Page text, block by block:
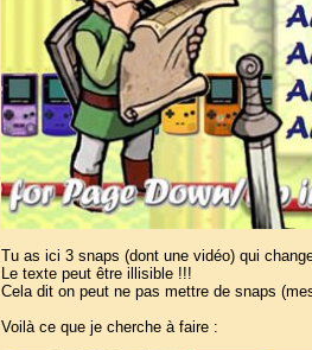
Tu as ici 3 snaps (dont une vidéo) qui
Le texte peut être illisible !!!
Cela dit on peut ne pas mettre de snaps
Voilà ce que je cherche à faire :